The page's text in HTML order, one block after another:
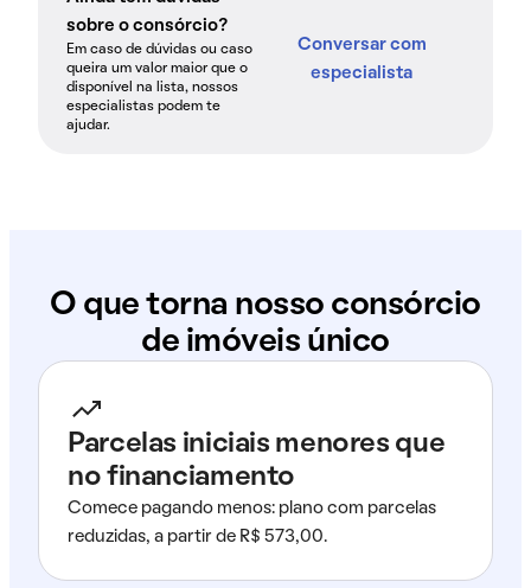
sobre o consórcio?
Em caso de dúvidas ou caso
queira um valor maior que o
disponível na lista, nossos
especialistas podem te
ajudar.
Conversar com
especialista
O que torna nosso consórcio
de imóveis único
Parcelas iniciais menores que
no financiamento
Comece pagando menos: plano com parcelas
reduzidas, a partir de R$ 573,00.